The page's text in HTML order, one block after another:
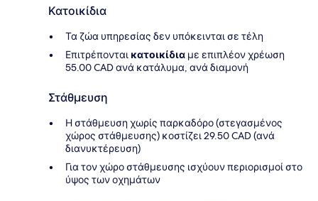
Κατοικίδια
Τα ζώα υπηρεσίας δεν υπόκεινται σε τέλη
Επιτρέπονται κατοικίδια με επιπλέον χρέωση
55.00 CAD ανά κατάλυμα, ανά διαμονή
Στάθμευση
Η στάθμευση χωρίς παρκαδόρο (στεγασμένος
χώρος στάθμευσης) κοστίζει 29.50 CAD (ανά
διανυκτέρευση)
Για τον χώρο στάθμευσης ισχύουν περιορισμοί στο
ύψος των οχημάτων